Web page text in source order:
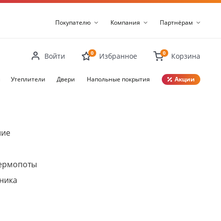
Покупателю Компания Партнёрам
Войти 0 Избранное 0 Корзина
Утеплители Двери Напольные покрытия Акции